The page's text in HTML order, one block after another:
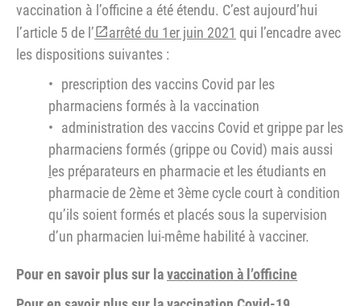
vaccination à l’officine a été étendu. C’est aujourd’hui
l’article 5 de l’
arrêté du 1er juin 2021 qui l’encadre avec
les dispositions suivantes :
prescription des vaccins Covid par les
pharmaciens formés à la vaccination
administration des vaccins Covid et grippe par les
pharmaciens formés (grippe ou Covid) mais aussi
les préparateurs en pharmacie et les étudiants en
pharmacie de 2ème et 3ème cycle court à condition
qu’ils soient formés et placés sous la supervision
d’un pharmacien lui-même habilité à vacciner.
Pour en savoir plus sur lavaccination à l’officine